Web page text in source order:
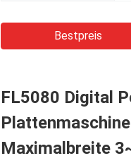
Bestpreis
FL5080 Digital
Maximalbreite